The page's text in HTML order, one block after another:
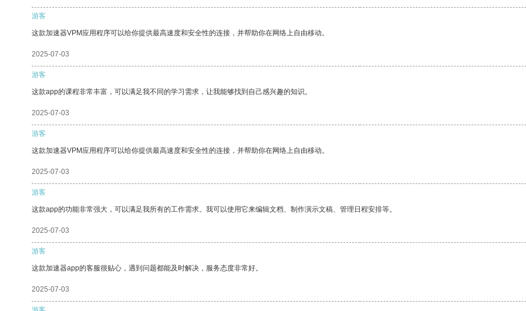
游客
这款加速器VPM应用程序可以给你提供最高速度和安全性的连接，并帮助你在网络上自由移动。
2025-07-03
游客
这款app的课程非常丰富，可以满足我不同的学习需求，让我能够找到自己感兴趣的知识。
2025-07-03
游客
这款加速器VPM应用程序可以给你提供最高速度和安全性的连接，并帮助你在网络上自由移动。
2025-07-03
游客
这款app的功能非常强大，可以满足我所有的工作需求。我可以使用它来编辑文档、制作演示文稿、管理日程安排等。
2025-07-03
游客
这款加速器app的客服很贴心，遇到问题都能及时解决，服务态度非常好。
2025-07-03